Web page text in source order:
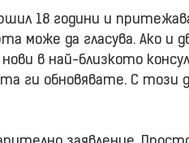
18 години и
може да гласува. Ако и
в най-близкото
ги обновявате. С този